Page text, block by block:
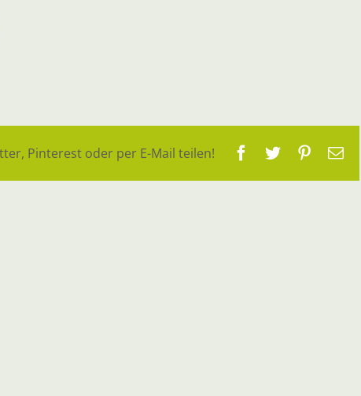
Pinterest oder per E-Mail teilen! Facebook
TwitterPinterest
E-